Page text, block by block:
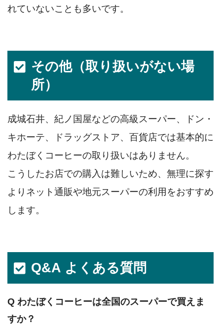
れていないことも多いです。
その他（取り扱いがない場
所）
成城石井、紀ノ国屋などの高級スーパー、ドン・
キホーテ、ドラッグストア、百貨店では基本的に
わたぼくコーヒーの取り扱いはありません。
こうしたお店での購入は難しいため、無理に探す
よりネット通販や地元スーパーの利用をおすすめ
します。
Q&A よくある質問
Q わたぼくコーヒーは全国のスーパーで買えま
すか？